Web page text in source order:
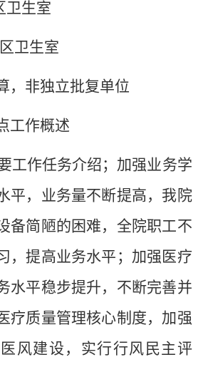
卫生室
卫生室
，非独立批复单位
工作概述
工作任务介绍； 加强业务学
平，业务量不断提高，我院
备简陋的困难，全院职工不
，提高业务水平 ； 加强医疗
水平稳步提升，不断完善并
疗质量管理核心制度，加强
风建设，实行行风民主评